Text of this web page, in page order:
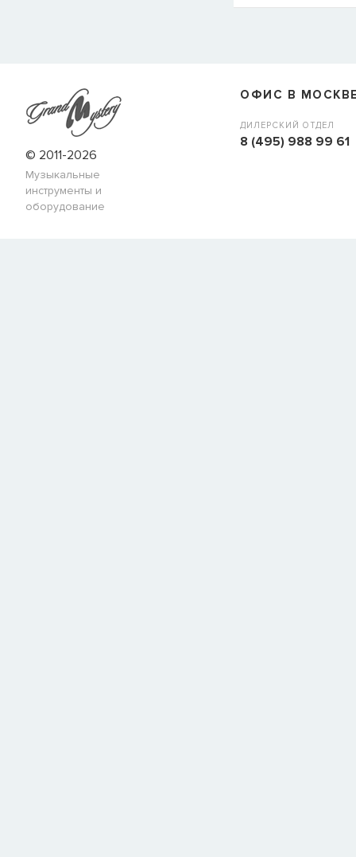
© 2011-2026
Музыкальные
инструменты и
оборудование
ОФИС В
ДИЛЕРСКИЙ ОТДЕЛ
8 (495) 988 99 61